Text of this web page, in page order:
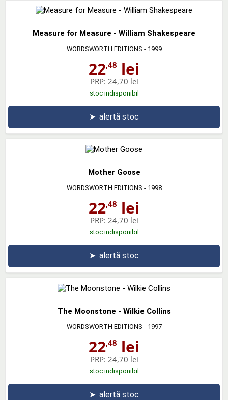
Measure for Measure - William Shakespeare
WORDSWORTH EDITIONS - 1999
22,48 lei
PRP: 24,70 lei
stoc indisponibil
➤ alertă stoc
Mother Goose
WORDSWORTH EDITIONS - 1998
22,48 lei
PRP: 24,70 lei
stoc indisponibil
➤ alertă stoc
The Moonstone - Wilkie Collins
WORDSWORTH EDITIONS - 1997
22,48 lei
PRP: 24,70 lei
stoc indisponibil
➤ alertă stoc